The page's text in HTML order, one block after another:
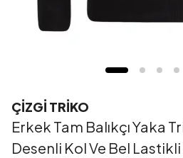
ÇİZGİ TRİKO
Erkek Tam Balıkçı Yaka
Desenli Kol Ve Bel Lastikli